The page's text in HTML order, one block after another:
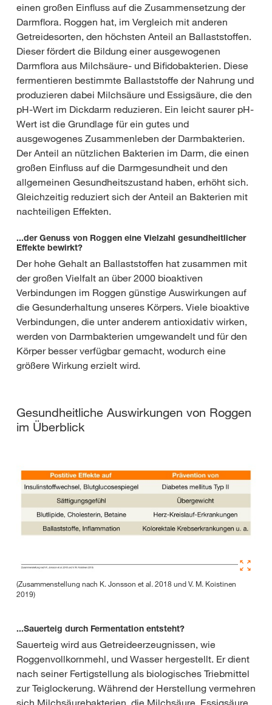
einen großen Einfluss auf die Zusammensetzung der
Darmflora. Roggen hat, im Vergleich mit anderen
Getreidesorten, den höchsten Anteil an Ballaststoffen.
Dieser fördert die Bildung einer ausgewogenen
Darmflora aus Milchsäure- und Bifidobakterien. Diese
fermentieren bestimmte Ballaststoffe der Nahrung und
produzieren dabei Milchsäure und Essigsäure, die den
pH-Wert im Dickdarm reduzieren. Ein leicht saurer pH-
Wert ist die Grundlage für ein gutes und
ausgewogenes Zusammenleben der Darmbakterien.
Der Anteil an nützlichen Bakterien im Darm, die einen
großen Einfluss auf die Darmgesundheit und den
allgemeinen Gesundheitszustand haben, erhöht sich.
Gleichzeitig reduziert sich der Anteil an Bakterien mit
nachteiligen Effekten.
...der Genuss von Roggen eine Vielzahl gesundheitlicher
Effekte bewirkt?
Der hohe Gehalt an Ballaststoffen hat zusammen mit
der großen Vielfalt an über 2000 bioaktiven
Verbindungen im Roggen günstige Auswirkungen auf
die Gesunderhaltung unseres Körpers. Viele bioaktive
Verbindungen, die unter anderem antioxidativ wirken,
werden von Darmbakterien umgewandelt und für den
Körper besser verfügbar gemacht, wodurch eine
größere Wirkung erzielt wird.
Gesundheitliche Auswirkungen von Roggen
im Überblick
(Zusammenstellung nach K. Jonsson et al. 2018 und V. M. Koistinen
2019)
...Sauerteig durch Fermentation entsteht?
Sauerteig wird aus Getreideerzeugnissen, wie
Roggenvollkornmehl, und Wasser hergestellt. Er dient
nach seiner Fertigstellung als biologisches Triebmittel
zur Teiglockerung. Während der Herstellung vermehren